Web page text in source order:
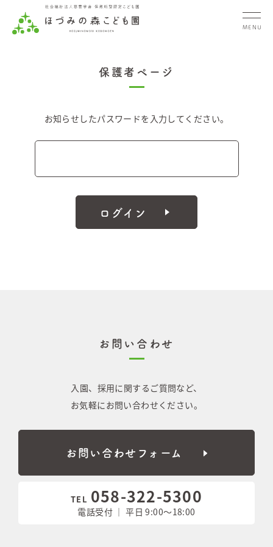
MENU
保護者ページ
お知らせしたパスワードを入力してください。
お問い合わせ
入園、採用に関するご質問など、
お気軽にお問い合わせください。
お問い合わせフォーム
TEL 058-322-5300
電話受付 ｜ 平日 9:00〜18:00